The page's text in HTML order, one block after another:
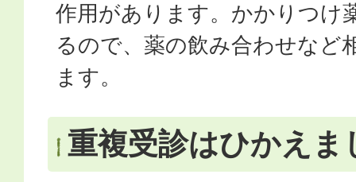
作用があります。かかりつけ
るので、薬の飲み合わせなど
ます。
重複受診はひかえま